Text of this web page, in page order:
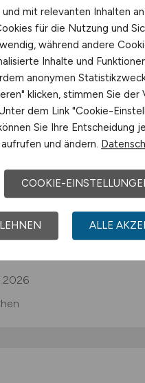
d)
Property and Facility
mit relevanten Inhalten
für die Nutzung und
während andere
Inhalte und
anonymen
klicken, stimmen Sie der
dem Link "Cookie-
Sie Ihre Entscheidung
und ändern.
COOKIE-
ALLE